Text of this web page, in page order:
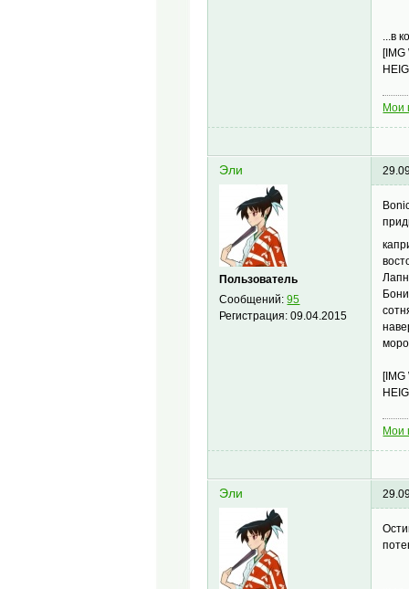
...в
[IMG
Мои
Эли
Пользователь
Сообщений:95
Регистрация:09.04.2015
[IMG
Мои
Эли